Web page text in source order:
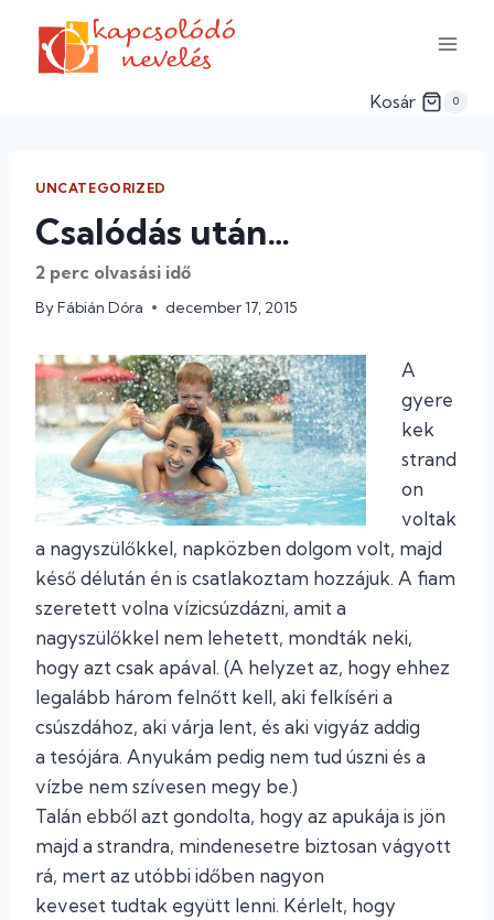
content
Kosár 0
UNCATEGORIZED
Csalódás után…
2 perc olvasási idő
ByFábián Dóra december 17, 2015
A
gyere
kek
strand
on
voltak
a nagyszülőkkel, napközben dolgom volt, majd
késő délután én is csatlakoztam hozzájuk. A fiam
szeretett volna vízicsúzdázni, amit a
nagyszülőkkel nem lehetett, mondták neki,
hogy azt csak apával. (A helyzet az, hogy ehhez
legalább három felnőtt kell, aki felkíséri a
csúszdához, aki várja lent, és aki vigyáz addig
a tesójára. Anyukám pedig nem tud úszni és a
vízbe nem szívesen megy be.)
Talán ebből azt gondolta, hogy az apukája is jön
majd a strandra, mindenesetre biztosan vágyott
rá, mert az utóbbi időben nagyon
keveset tudtak együtt lenni. Kérlelt, hogy